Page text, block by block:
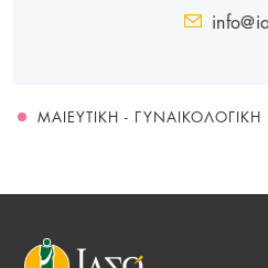
ΜΑΙΕΥΤΙΚΉ - ΓΥΝΑΙΚΟΛΟΓΙΚΉ